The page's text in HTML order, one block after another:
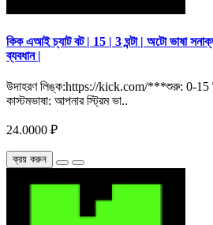
কিক এআই চ্যাট বট | 15 | 3 ঘন্টা | অটো ভাষা
ব্যবধান |
উদাহরণ লিঙ্ক:https://kick.com/***শুরু: 0-15
কাস্টমভাষা: আপনার স্ট্রিম ভা..
24.0000 ₽
ক্রয় করুন